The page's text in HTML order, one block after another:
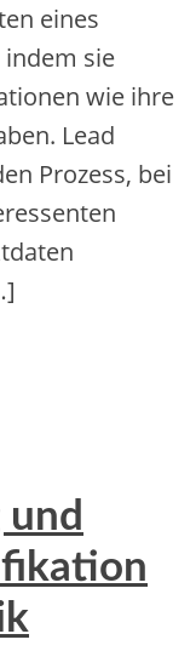
eines
sie
wie ihre
Lead
Prozess, bei
und